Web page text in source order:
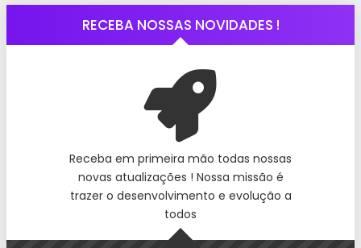
RECEBA NOSSAS NOVIDADES !
Receba em primeira mão todas nossas
novas atualizações ! Nossa missão é
trazer o desenvolvimento e evolução a
todos